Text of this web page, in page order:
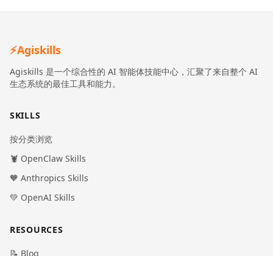
⚡Agiskills
Agiskills 是一个综合性的 AI 智能体技能中心，汇聚了来自整个 AI
生态系统的最佳工具和能力。
SKILLS
按分类浏览
🦞 OpenClaw Skills
🧡 Anthropics Skills
💚 OpenAI Skills
RESOURCES
📝 Blog